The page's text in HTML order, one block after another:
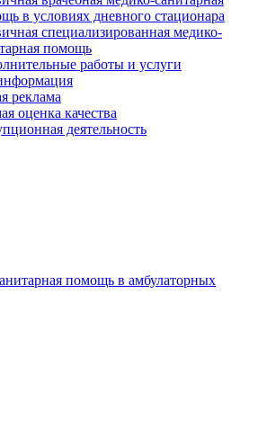
в условиях дневного стационара
специализированная медико-
помощь
работы и услуги
реклама
оценка качества
деятельность
помощь в амбулаторных